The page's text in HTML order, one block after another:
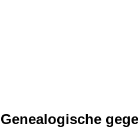
Genealogische